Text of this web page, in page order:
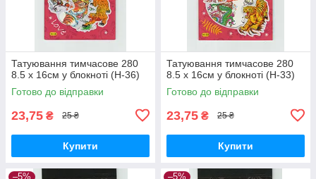
Татуювання тимчасове 280
8.5 х 16см у блокноті (H-36)
Готово до відправки
23,75 ₴ 25 ₴
Купити
Татуювання тимчасове 280
8.5 х 16см у блокноті (H-33)
Готово до відправки
23,75 ₴ 25 ₴
Купити
–5% –5%